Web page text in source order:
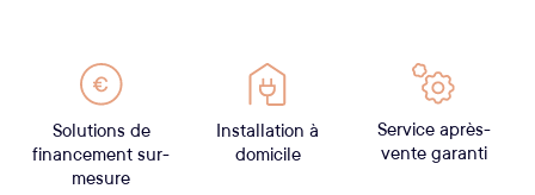
Solutions de
financement sur-
mesure
Installation à
domicile
Service après-
vente garanti